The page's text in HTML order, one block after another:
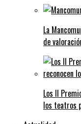
La
de
Los II
los teatros